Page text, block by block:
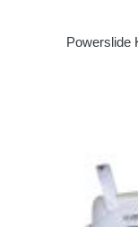
Powerslide